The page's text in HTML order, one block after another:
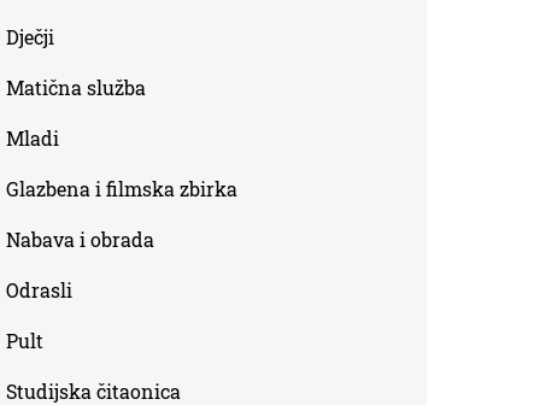
Dječji
Matična služba
Mladi
Glazbena i filmska zbirka
Nabava i obrada
Odrasli
Pult
Studijska čitaonica